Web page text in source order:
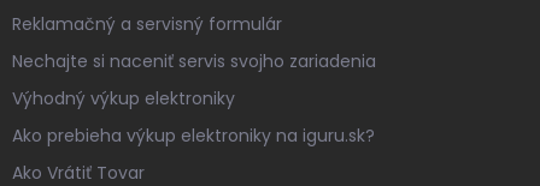
Reklamačný a servisný formulár
Nechajte si naceniť servis svojho zariadenia
Výhodný výkup elektroniky
Ako prebieha výkup elektroniky na iguru.sk?
Ako Vrátiť Tovar